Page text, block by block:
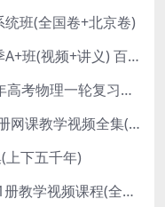
班(全国卷+北京卷)
杨萌物理2023初三物理上秋季A+班(视频+讲义) 百度网盘分享
2024赵玉峰高三物理课程24年高考物理一轮复习网课教程
沪科版(初三)九年级物理全一册网课教学视频全集(录播版 杜春雨 66讲)
上下五千年)
[胡金铭 Diana]新概念英语第1册教学视频课程(全集 百度网盘下载)